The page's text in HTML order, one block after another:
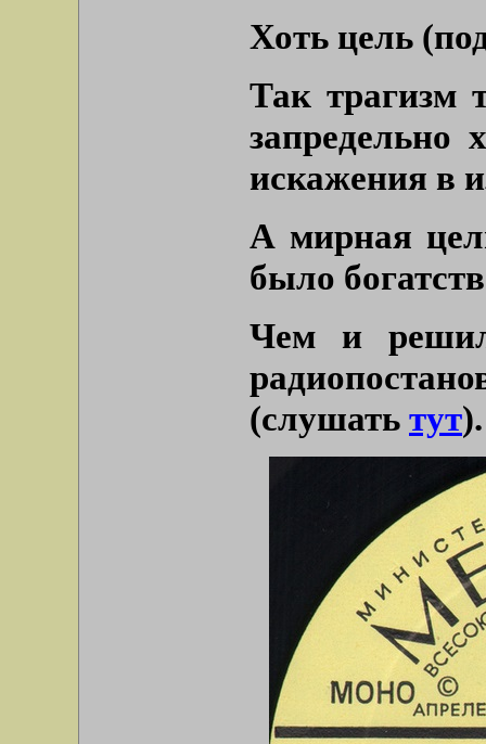
Хоть цель
Так трагизм
запредельно
искажения в
А мирная
было
Чем и решил
(слушать тут).